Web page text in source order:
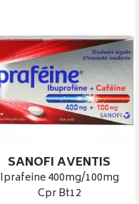
SANOFI AVENTIS
Iprafeine 400mg/100mg
Cpr Bt12